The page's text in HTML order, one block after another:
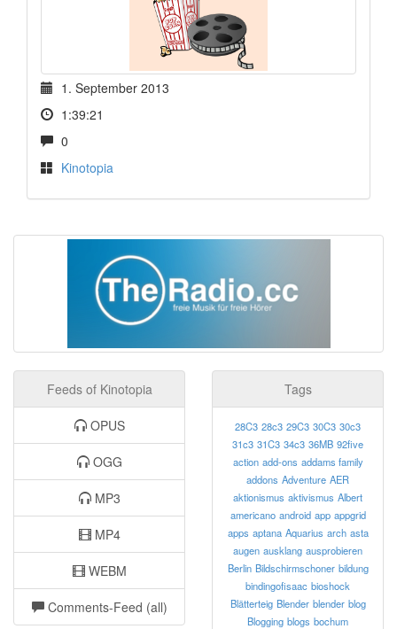
1. September 2013
1:39:21
0
Kinotopia
Feeds of Kinotopia
OPUS
OGG
MP3
MP4
WEBM
Comments-Feed (all)
Tags
28C3 28c3 29C3 30C3 30c3
31c3 31C3 34c3 36MB 92five
action add-ons addams family
addons Adventure AER
aktionismus aktivismus Albert
americano android app appgrid
apps aptana Aquarius arch asta
augen ausklang ausprobieren
Berlin Bildschirmschoner bildung
bindingofisaac bioshock
Blätterteig Blender blender blog
Blogging blogs bochum